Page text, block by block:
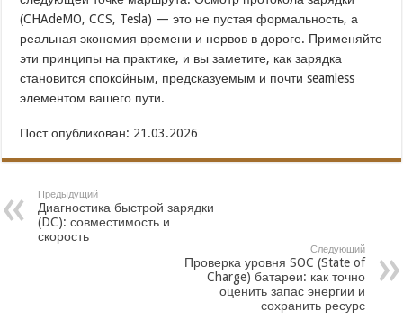
(CHAdeMO, CCS, Tesla) — это не пустая формальность, а
реальная экономия времени и нервов в дороге. Применяйте
эти принципы на практике, и вы заметите, как зарядка
становится спокойным, предсказуемым и почти seamless
элементом вашего пути.
Пост опубликован: 21.03.2026
Предыдущий
Диагностика быстрой зарядки
(DC): совместимость и
скорость
Следующий
Проверка уровня SOC (State of
Charge) батареи: как точно
оценить запас энергии и
сохранить ресурс